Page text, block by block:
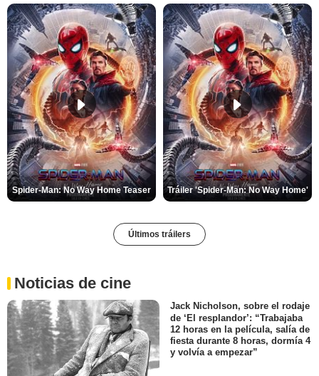
Spider-Man: No Way Home Teaser Tráiler 'Spider-Man: No Way Home'
Últimos tráilers
Noticias de cine
Jack Nicholson, sobre el rodaje
de ‘El resplandor’: “Trabajaba
12 horas en la película, salía de
fiesta durante 8 horas, dormía 4
y volvía a empezar”